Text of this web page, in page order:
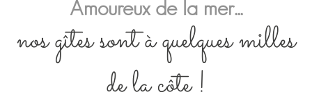
Amoureux de la mer...
nos gîtes sont à quelques milles
de la côte !